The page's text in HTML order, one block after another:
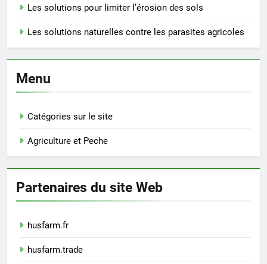
Les solutions pour limiter l’érosion des sols
Les solutions naturelles contre les parasites agricoles
Menu
Catégories sur le site
Agriculture et Peche
Partenaires du site Web
husfarm.fr
husfarm.trade